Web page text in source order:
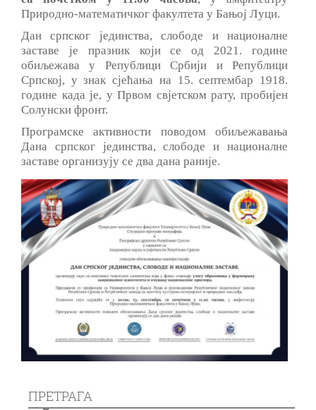
Природно-математичког факултета у Бањој Луци.
Дан српског јединства, слободе и националне
заставе је празник који се од 2021. године
обиљежава у Републици Србији и Републици
Српској, у знак сјећања на 15. септембар 1918.
године када је, у Првом свјетском рату, пробијен
Солунски фронт.
Програмске активности поводом обиљежавања
Дана српског јединства, слободе и националне
заставе организују се два дана раније.
ПРЕТРАГА